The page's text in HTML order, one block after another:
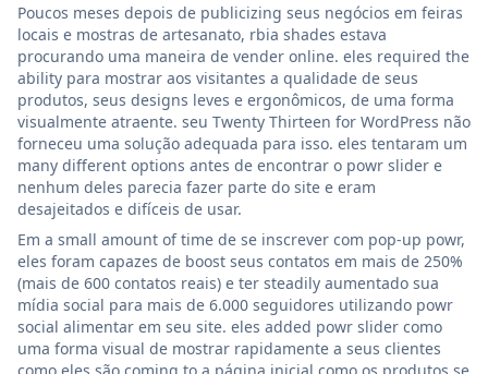
Poucos meses depois de publicizing seus negócios em feiras
locais e mostras de artesanato, rbia shades estava
procurando uma maneira de vender online. eles required the
ability para mostrar aos visitantes a qualidade de seus
produtos, seus designs leves e ergonômicos, de uma forma
visualmente atraente. seu Twenty Thirteen for WordPress não
forneceu uma solução adequada para isso. eles tentaram um
many different options antes de encontrar o powr slider e
nenhum deles parecia fazer parte do site e eram
desajeitados e difíceis de usar.
Em a small amount of time de se inscrever com pop-up powr,
eles foram capazes de boost seus contatos em mais de 250%
(mais de 600 contatos reais) e ter steadily aumentado sua
mídia social para mais de 6.000 seguidores utilizando powr
social alimentar em seu site. eles added powr slider como
uma forma visual de mostrar rapidamente a seus clientes